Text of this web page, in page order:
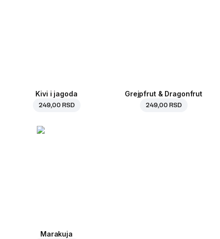
Kivi i jagoda
249,00 RSD
Grejpfrut & Dragonfrut
249,00 RSD
Marakuja